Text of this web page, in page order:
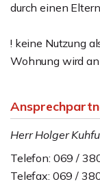
durch einen
! keine Nutzung
Wohnung wird
Herr Holger
Telefon: 069 /
Telefax: 069 /